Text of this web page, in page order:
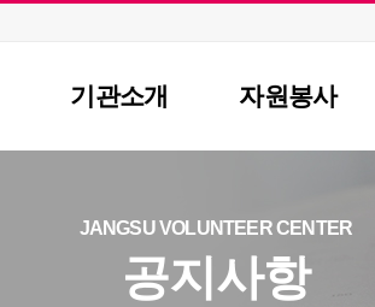
기관소개
조직도
자원봉사
자원봉사단체 등록
JANGSU VOLUNTEER CENTER
공지사항